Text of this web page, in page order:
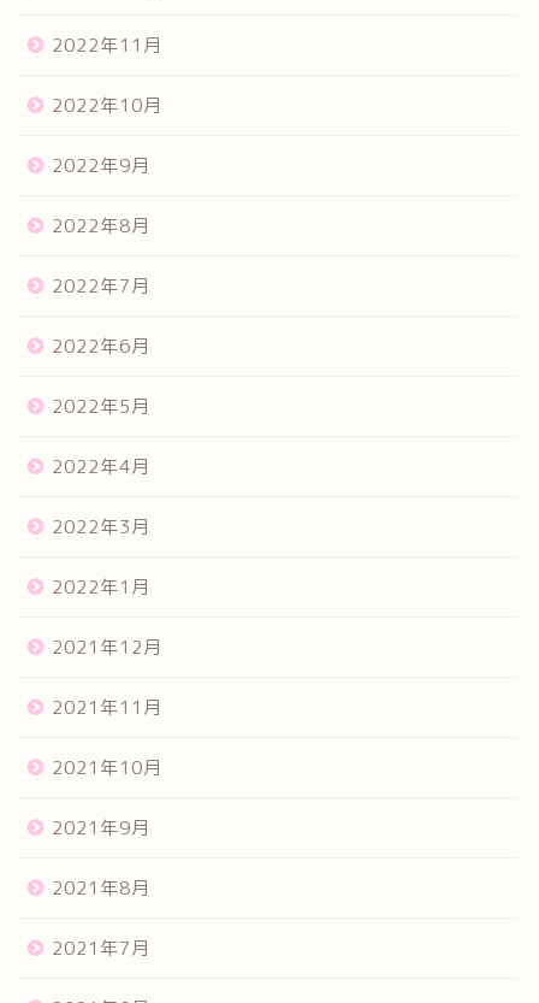
2022年11月
2022年10月
2022年9月
2022年8月
2022年7月
2022年6月
2022年5月
2022年4月
2022年3月
2022年1月
2021年12月
2021年11月
2021年10月
2021年9月
2021年8月
2021年7月